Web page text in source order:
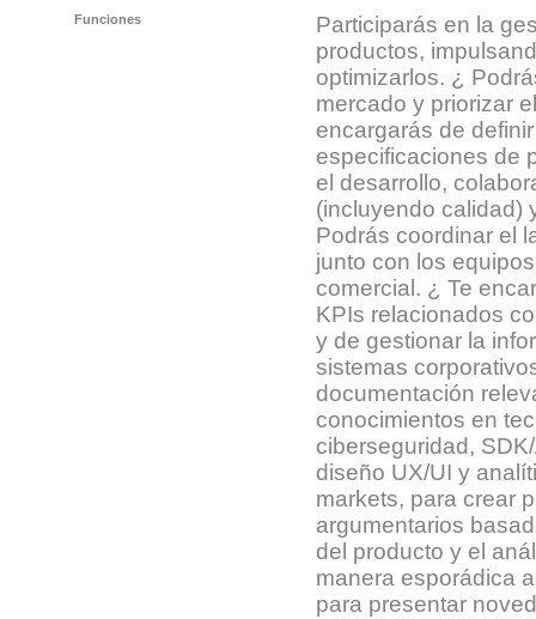
Funciones
Participarás en la
productos,
optimizarlos. ¿
mercado y priorizar
encargarás de
especificaciones de
el desarrollo,
(incluyendo calidad)
Podrás coordinar el
junto con los
comercial. ¿ Te
KPIs relacionados
y de gestionar la
sistemas
documentación
conocimientos en
ciberseguridad,
diseño UX/UI y
markets, para crear
argumentarios
del producto y el
manera esporádica
para presentar